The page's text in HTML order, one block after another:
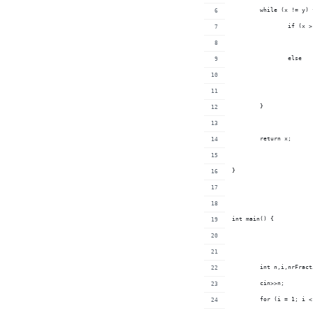
while (x != y)
if (x
		else
	}
	return x;
}
int main() {
int
	cin>>n;
for (i = 1; i